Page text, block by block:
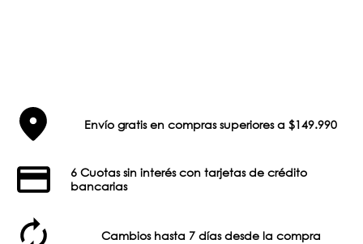
Envío gratis en compras superiores a $149.990
6 Cuotas sin interés con tarjetas de crédito
bancarias
Cambios hasta 7 días desde la compra